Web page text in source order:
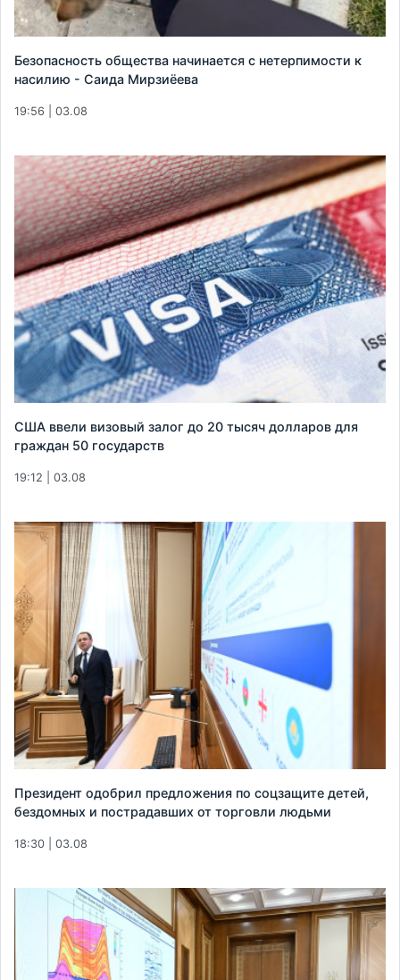
Безопасность общества начинается с нетерпимости к
насилию - Саида Мирзиёева
19:56 | 03.08
США ввели визовый залог до 20 тысяч долларов для
граждан 50 государств
19:12 | 03.08
Президент одобрил предложения по соцзащите детей,
бездомных и пострадавших от торговли людьми
18:30 | 03.08